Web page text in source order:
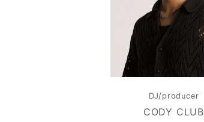
DJ/producer
CODY CLUB